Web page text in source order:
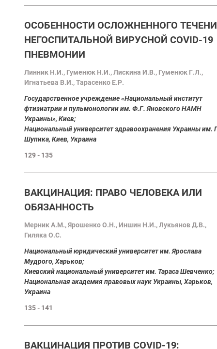
ОСОБЕННОСТИ ОСЛОЖНЕННОГО
НЕГОСПИТАЛЬНОЙ ВИРУСНОЙ COVID-19
ПНЕВМОНИИ
Линник Н.И., Гуменюк Н.И., Лискина И.В., Гуменюк Г.Л.,
Игнатьева В.И., Тарасенко Е.Р.
Государственное учреждение «Национальный институт
фтизиатрии и пульмонологии им. Ф.Г. Яновского НАМН
Украины», Киев;
Национальный университет здравоохранения Украины им.
Шупика, Киев, Украина
129 - 135
ВАКЦИНАЦИЯ: ПРАВО ЧЕЛОВЕКА ИЛИ
ОБЯЗАННОСТЬ
Mерник А.М., Ярошенко О.Н., Иншин Н.И., Лукьянов Д.В.,
Гиляка О.С.
Национальный юридический университет им. Ярослава
Мудрого, Харьков;
Киевский национальный университет им. Тараса Шевченко;
Национальная академия правовых наук Украины, Харьков,
Украина
135 - 141
ВАКЦИНАЦИЯ ПРОТИВ COVID-19: